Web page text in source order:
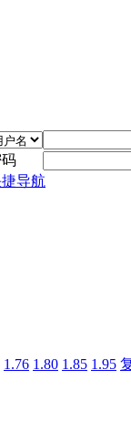
导航
1.76 1.80 1.85 1.95